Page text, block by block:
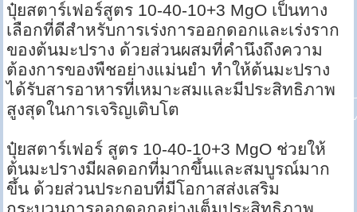
ปุ๋ยสตาร์เฟอร์สูตร 10-40-10+3 MgO เป็นทาง
เลือกที่ดีสำหรับการเร่งการออกดอกและเร่งราก
ของต้นมะปราง ด้วยส่วนผสมที่คำนึงถึงความ
ต้องการของพืชอย่างแม่นยำ ทำให้ต้นมะปราง
ได้รับสารอาหารที่เหมาะสมและมีประสิทธิภาพ
สูงสุดในการเจริญเติบโต
ปุ๋ยสตาร์เฟอร์ สูตร 10-40-10+3 MgO ช่วยให้
ต้นมะปรางมีผลดอกที่มากขึ้นและสมบูรณ์มาก
ขึ้น ด้วยส่วนประกอบที่มีโอกาสส่งเสริม